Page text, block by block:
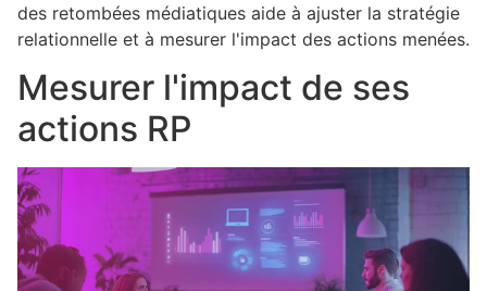
des retombées médiatiques aide à ajuster la stratégie
relationnelle et à mesurer l'impact des actions menées.
Mesurer l'impact de ses
actions RP